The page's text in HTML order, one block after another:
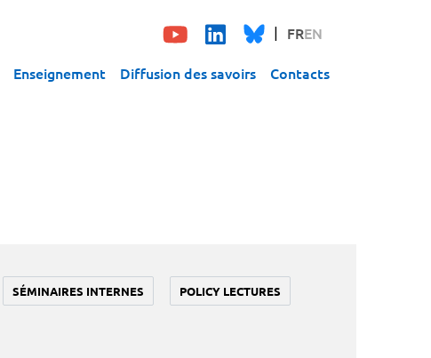
FREN
Enseignement Diffusion des savoirs Contacts
SÉMINAIRES INTERNES POLICY LECTURES